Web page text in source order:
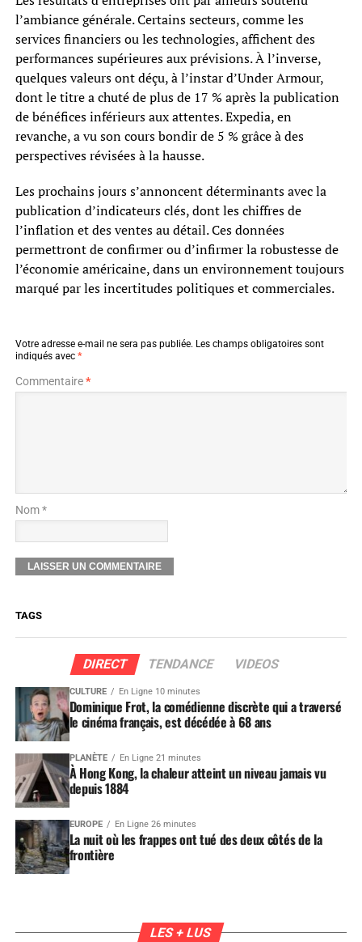
l’ambiance générale. Certains secteurs, comme les
services financiers ou les technologies, affichent des
performances supérieures aux prévisions. À l’inverse,
quelques valeurs ont déçu, à l’instar d’Under Armour,
dont le titre a chuté de plus de 17 % après la publication
de bénéfices inférieurs aux attentes. Expedia, en
revanche, a vu son cours bondir de 5 % grâce à des
perspectives révisées à la hausse.
Les prochains jours s’annoncent déterminants avec la
publication d’indicateurs clés, dont les chiffres de
l’inflation et des ventes au détail. Ces données
permettront de confirmer ou d’infirmer la robustesse de
l’économie américaine, dans un environnement toujours
marqué par les incertitudes politiques et commerciales.
Votre adresse e-mail ne sera pas publiée. Les champs obligatoires sont
indiqués avec *
Commentaire*
Nom *
TAGS
DIRECT TENDANCE VIDEOS
CULTURE En Ligne 10 minutes
Dominique Frot, la comédienne discrète qui a traversé
le cinéma français, est décédée à 68 ans
PLANÈTE En Ligne 21 minutes
À Hong Kong, la chaleur atteint un niveau jamais vu
depuis 1884
EUROPE En Ligne 26 minutes
La nuit où les frappes ont tué des deux côtés de la
frontière
LES + LUS